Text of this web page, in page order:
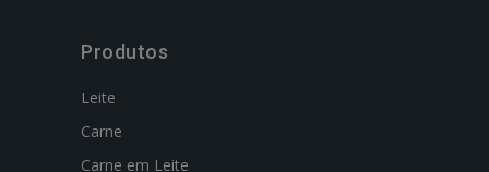
Produtos
Leite
Carne
Carne em Leite